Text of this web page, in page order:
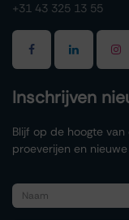
+31 43 325 13 55
Inschrijven
Blijf op de hoogte
proeverijen en